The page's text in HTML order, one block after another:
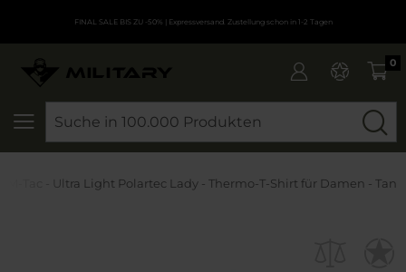
FINAL SALE BIS ZU -50% | Expressversand. Zustellung schon in 1-2 Tagen
0
M-Tac - Ultra Light Polartec Lady - Thermo-T-Shirt für Damen - Tan